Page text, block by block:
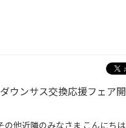
ウンサス交換応援フェア開